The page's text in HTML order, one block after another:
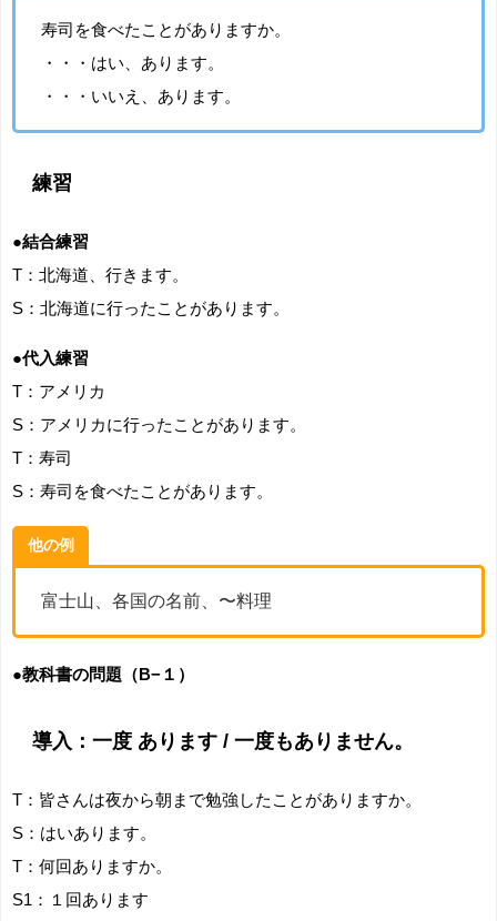
寿司を食べたことがありますか。
・・・はい、あります。
・・・いいえ、あります。
練習
●結合練習
T：北海道、行きます。
S：北海道に行ったことがあります。
●代入練習
T：アメリカ
S：アメリカに行ったことがあります。
T：寿司
S：寿司を食べたことがあります。
他の例
富士山、各国の名前、〜料理
●教科書の問題（B−１）
導入：一度 あります / 一度もありません。
T：皆さんは夜から朝まで勉強したことがありますか。
S：はいあります。
T：何回ありますか。
S1：１回あります